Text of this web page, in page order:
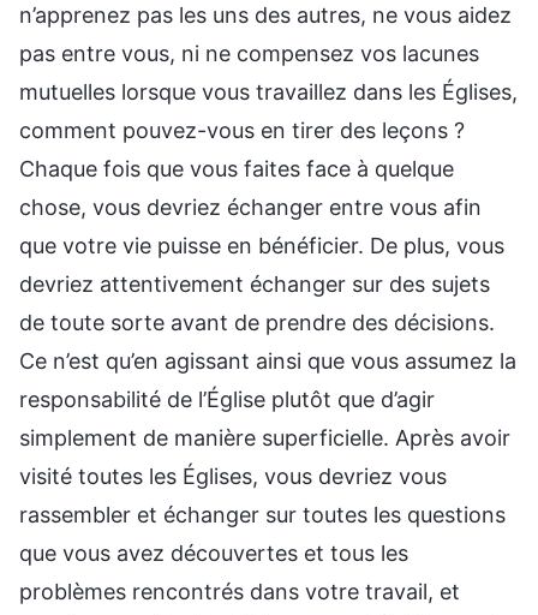
n’apprenez pas les uns des autres, ne vous aidez
pas entre vous, ni ne compensez vos lacunes
mutuelles lorsque vous travaillez dans les Églises,
comment pouvez-vous en tirer des leçons ?
Chaque fois que vous faites face à quelque
chose, vous devriez échanger entre vous afin
que votre vie puisse en bénéficier. De plus, vous
devriez attentivement échanger sur des sujets
de toute sorte avant de prendre des décisions.
Ce n’est qu’en agissant ainsi que vous assumez la
responsabilité de l’Église plutôt que d’agir
simplement de manière superficielle. Après avoir
visité toutes les Églises, vous devriez vous
rassembler et échanger sur toutes les questions
que vous avez découvertes et tous les
problèmes rencontrés dans votre travail, et